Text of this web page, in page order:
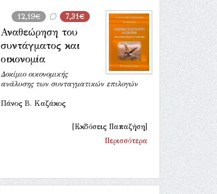
12,19€ 7,31€
Αναθεώρηση του
συντάγματος και
οικονομία
Δοκίμιο οικονομικής
ανάλυσης των συνταγματικών επιλογών
Πάνος Β. Καζάκος
[Εκδόσεις Παπαζήση]
Περισσότερα